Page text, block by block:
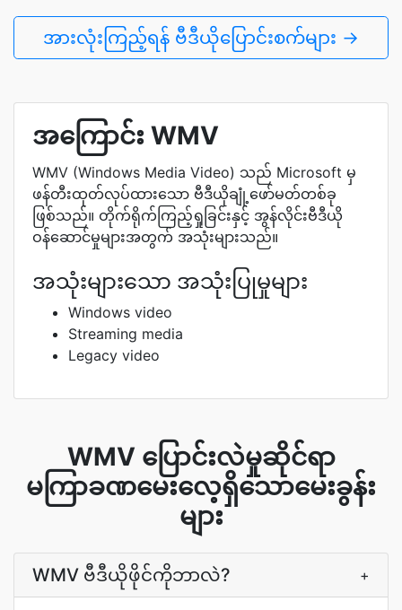
အားလုံးကြည့်ရန် ဗီဒီယိုပြောင်းစက်များ →
အကြောင်း WMV
WMV (Windows Media Video) သည် Microsoft မှ
ဖန်တီးထုတ်လုပ်ထားသော ဗီဒီယိုချုံ့ဖော်မတ်တစ်ခု
ဖြစ်သည်။ တိုက်ရိုက်ကြည့်ရှုခြင်းနှင့် အွန်လိုင်းဗီဒီယို
ဝန်ဆောင်မှုများအတွက် အသုံးများသည်။
အသုံးများသော အသုံးပြုမှုများ
Windows video
Streaming media
Legacy video
WMV ပြောင်းလဲမှုဆိုင်ရာ
မကြာခဏမေးလေ့ရှိသောမေးခွန်း
များ
WMV ဗီဒီယိုဖိုင်ကိုဘာလဲ? +